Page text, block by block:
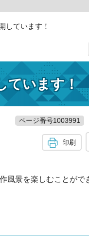
しています！
ています！
ページ番号1003991
印刷
景を楽しむことがで